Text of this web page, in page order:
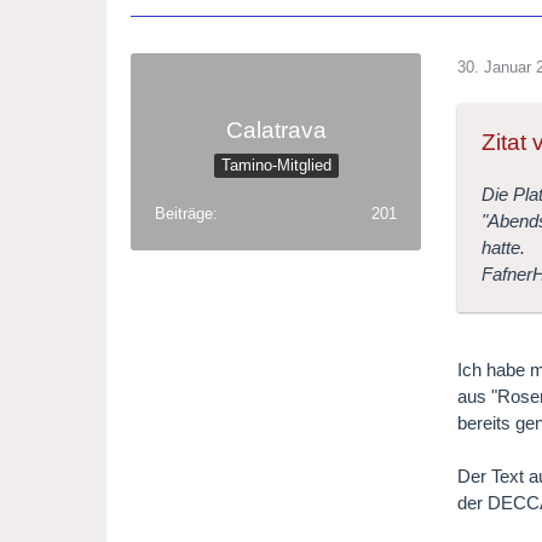
Calatrava
Tamino-Mitglied
Beiträge 201
30. Januar
Zitat
Die
hatte.
Ich habe
aus
bereits
Der Text
der